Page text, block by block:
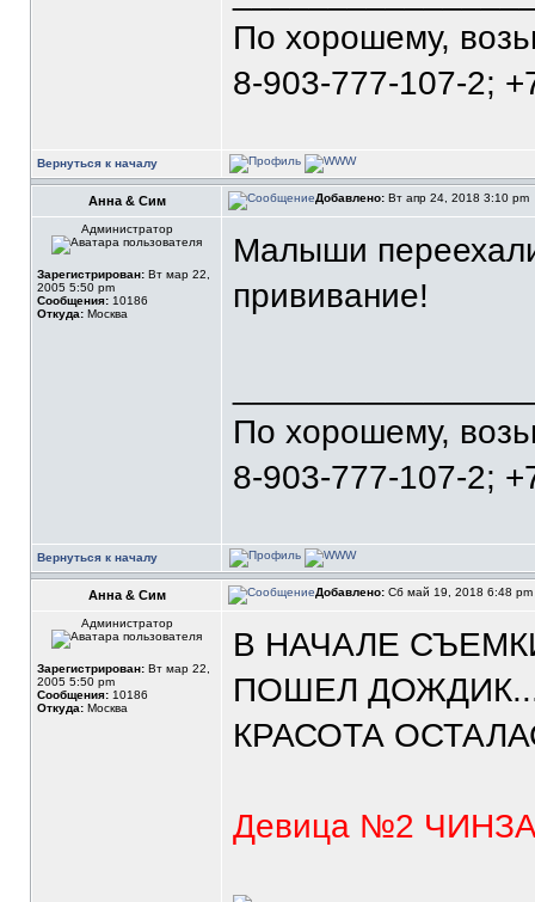
По хорошему,
8-903-777-107-2;
Вернуться к началу
Анна & Сим Добавлено: Вт апр 24, 2018 3:10 pm
Администратор
Зарегистрирован: Вт мар 22,
2005 5:50 pm
Сообщения: 10186
Откуда: Москва
Малыши
прививание!
По хорошему,
8-903-777-107-2;
Вернуться к началу
Анна & Сим Добавлено: Сб май 19, 2018 6:48 pm
Администратор
Зарегистрирован: Вт мар 22,
2005 5:50 pm
Сообщения: 10186
Откуда: Москва
В НАЧАЛЕ
ПОШЕЛ
КРАСОТА
Девица №2